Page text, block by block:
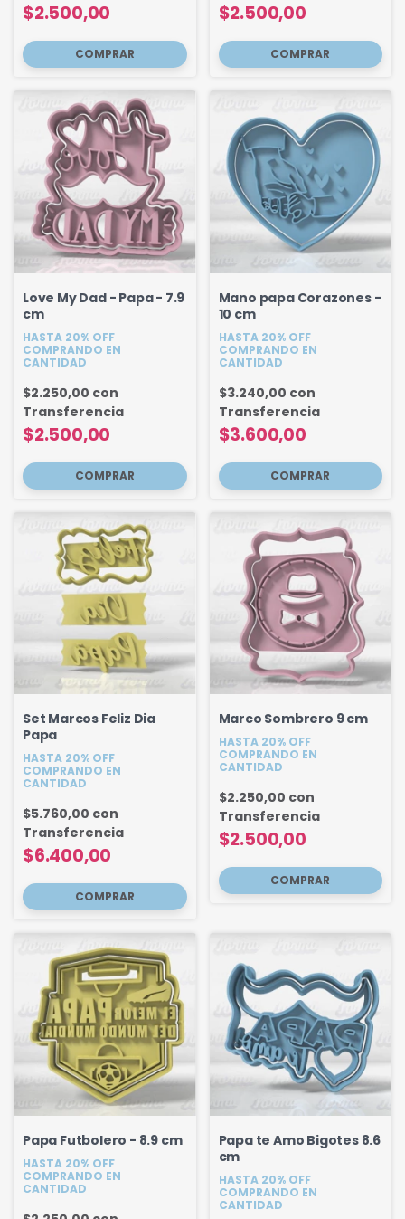
$2.500,00 $2.500,00
Love My Dad - Papa - 7.9
cm
HASTA 20% OFF
COMPRANDO EN
CANTIDAD
$2.500,00
$2.250,00 con
Transferencia
Mano papa Corazones -
10 cm
HASTA 20% OFF
COMPRANDO EN
CANTIDAD
$3.600,00
$3.240,00 con
Transferencia
Set Marcos Feliz Dia
Papa
HASTA 20% OFF
COMPRANDO EN
CANTIDAD
$6.400,00
$5.760,00 con
Transferencia
Marco Sombrero 9 cm
HASTA 20% OFF
COMPRANDO EN
CANTIDAD
$2.500,00
$2.250,00 con
Transferencia
Papa Futbolero - 8.9 cm
HASTA 20% OFF
COMPRANDO EN
CANTIDAD
Papa te Amo Bigotes 8.6
cm
HASTA 20% OFF
COMPRANDO EN
CANTIDAD